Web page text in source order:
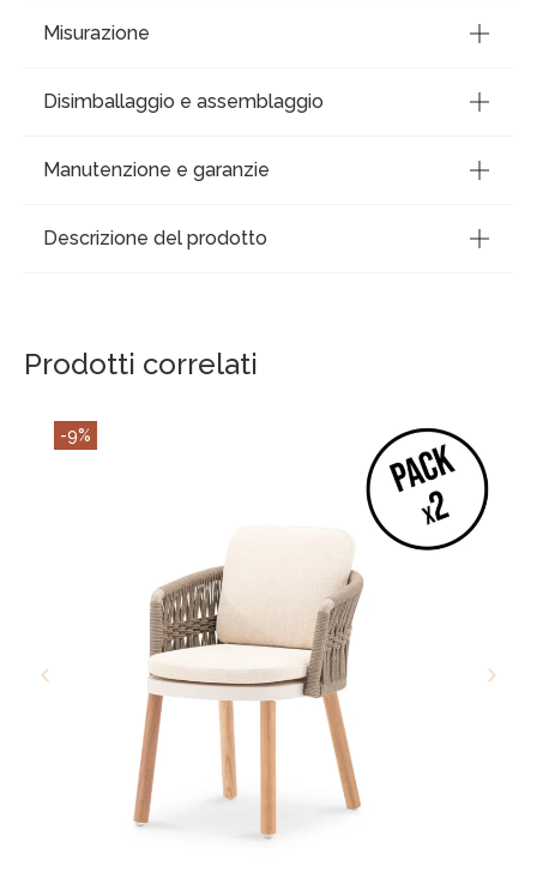
Misurazione
Disimballaggio e assemblaggio
Manutenzione e garanzie
Descrizione del prodotto
Prodotti correlati
-9%
AGGIUNGI AL CARRELLO